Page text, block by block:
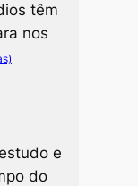
têm
nos
e
do